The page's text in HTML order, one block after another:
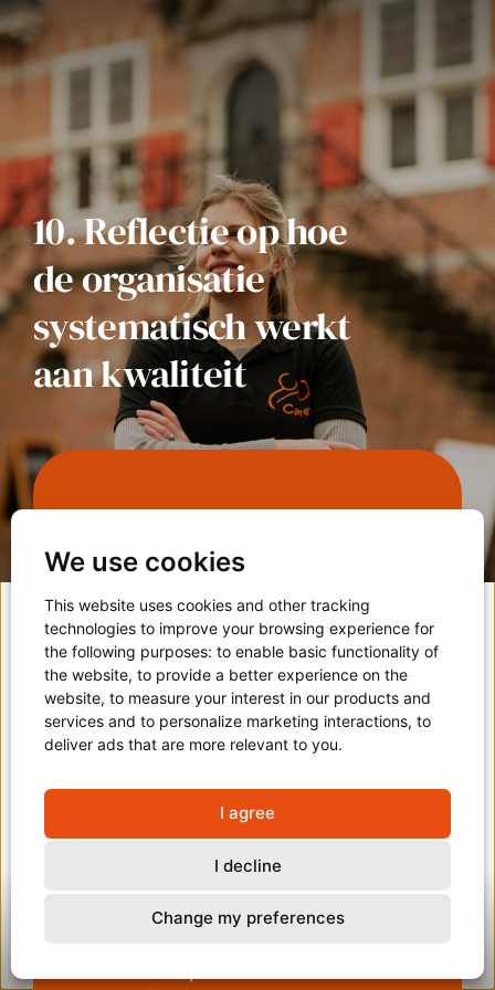
We use cookies
This website uses cookies and other tracking
technologies to improve your browsing experience for
the following purposes: to enable basic functionality of
the website, to provide a better experience on the
website, to measure your interest in our products and
services and to personalize marketing interactions, to
deliver ads that are more relevant to you.
I agree
I decline
Change my preferences
10. Reflectie op hoe
de organisatie
systematisch werkt
aan kwaliteit
De belangrijkste
verandering als het
gaat om kwaliteit en
het kwaliteitsdenken
was de centralisering
van de afdeling.
Kwaliteit is
ondergebracht in de
nieuwe afdeling
Innovatie, Kwaliteit en
Projectmanagement
(IKP), met als doel ons
systeem verder te